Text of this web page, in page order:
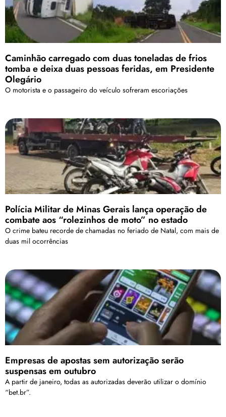
Caminhão carregado com duas toneladas de frios
tomba e deixa duas pessoas feridas, em Presidente
Olegário
O motorista e o passageiro do veículo sofreram escoriações
Polícia Militar de Minas Gerais lança operação de
combate aos “rolezinhos de moto” no estado
O crime bateu recorde de chamadas no feriado de Natal, com mais de
duas mil ocorrências
Empresas de apostas sem autorização serão
suspensas em outubro
A partir de janeiro, todas as autorizadas deverão utilizar o domínio
“bet.br”.